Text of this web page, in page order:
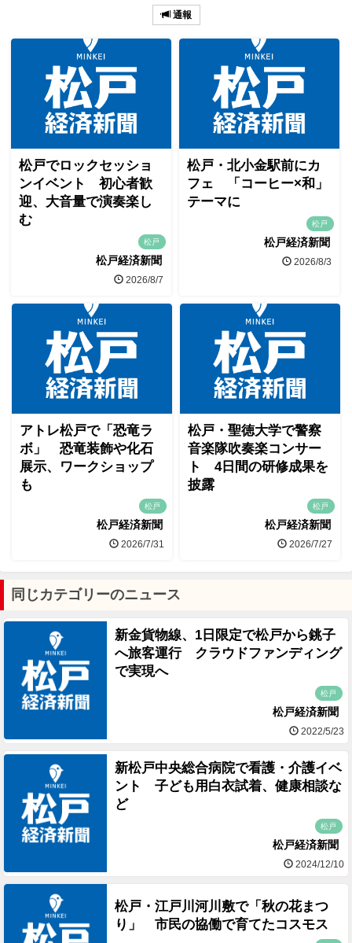
通報
松戸でロックセッショ
ンイベント 初心者歓
迎、大音量で演奏楽し
む
松戸
松戸経済新聞
2026/8/7
松戸・北小金駅前にカ
フェ 「コーヒー×和」
テーマに
松戸
松戸経済新聞
2026/8/3
アトレ松戸で「恐竜ラ
ボ」 恐竜装飾や化石
展示、ワークショップ
も
松戸
松戸経済新聞
2026/7/31
松戸・聖徳大学で警察
音楽隊吹奏楽コンサー
ト 4日間の研修成果を
披露
松戸
松戸経済新聞
2026/7/27
同じカテゴリーのニュース
新金貨物線、1日限定で松戸から銚子
へ旅客運行 クラウドファンディング
で実現へ
松戸
松戸経済新聞
2022/5/23
新松戸中央総合病院で看護・介護イベ
ント 子ども用白衣試着、健康相談な
ど
松戸
松戸経済新聞
2024/12/10
松戸・江戸川河川敷で「秋の花まつ
り」 市民の協働で育てたコスモス